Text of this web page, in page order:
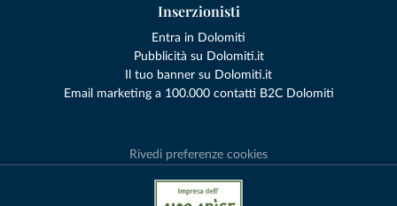
Inserzionisti
Entra in Dolomiti
Pubblicità su Dolomiti.it
Il tuo banner su Dolomiti.it
Email marketing a 100.000 contatti B2C Dolomiti
Rivedi preferenze cookies